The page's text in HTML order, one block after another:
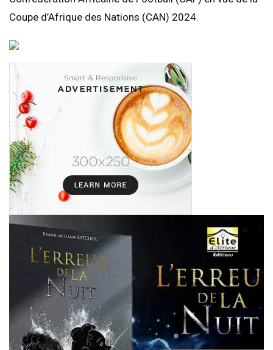
Coupe d’Afrique des Nations (CAN) 2024.